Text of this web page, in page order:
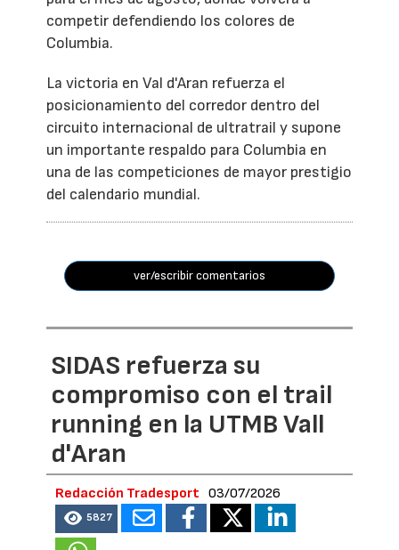
competir defendiendo los colores de
Columbia.
La victoria en Val d'Aran refuerza el
posicionamiento del corredor dentro del
circuito internacional de ultratrail y supone
un importante respaldo para Columbia en
una de las competiciones de mayor prestigio
del calendario mundial.
ver/escribir comentarios
SIDAS refuerza su
compromiso con el trail
running en la UTMB Vall
d'Aran
Redacción Tradesport 03/07/2026
5827